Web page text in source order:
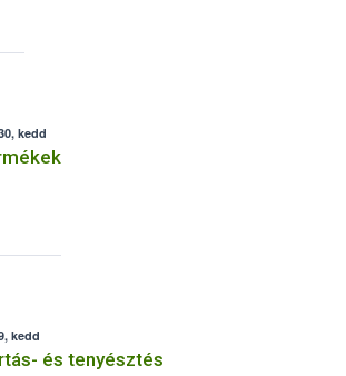
kedd
kedd
és tenyésztés